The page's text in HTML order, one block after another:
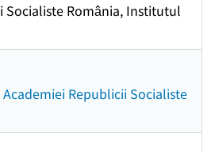
Socialiste România, Institutul
Republicii Socialiste